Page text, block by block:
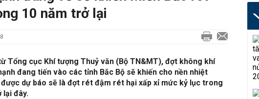
10 năm trở lại
Tổng cục Khí tượng Thuỷ văn (Bộ TN&MT), đợt không khí
đang tiến vào các tỉnh Bắc Bộ sẽ khiến cho nền nhiệt
dự báo sẽ là đợt rét đậm rét hại xấp xỉ mức kỷ lục trong
lại đây.